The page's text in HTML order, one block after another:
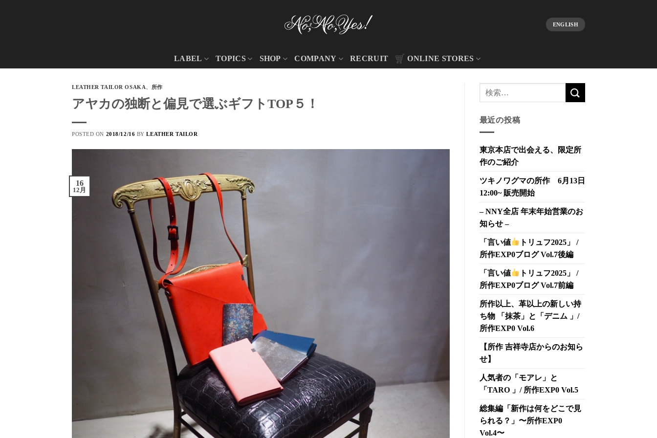
ENGLISH
LABEL TOPICS SHOP COMPANY RECRUIT ONLINE STORES
LEATHER TAILOR OSAKA、 所作
アヤカの独断と偏見で選ぶギフトTOP５！
POSTED ON 2018/12/16 BYLEATHER TAILOR
16
12月
最近の投稿
東京本店で出会える、限定所
作のご紹介
ツキノワグマの所作 6月13日
12:00~ 販売開始
– NNY全店 年末年始営業のお
知らせ –
「言い値
トリュフ2025」 /
所作EXP0ブログ Vol.7後編
「言い値
トリュフ2025」 /
所作EXP0ブログ Vol.7前編
所作以上、革以上の新しい持
ち物 「抹茶」と「デニム 」/
所作EXP0 Vol.6
【所作 吉祥寺店からのお知ら
せ】
人気者の「モアレ」と
「TARO 」/ 所作EXP0 Vol.5
総集編「新作は何をどこで見
られる？」〜所作EXP0
Vol.4〜